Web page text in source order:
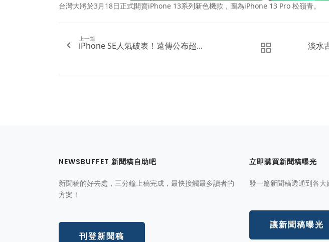
台灣大將於3月18日正式開賣iPhone 13系列新色機款，圖為iPhone 13 Pro 松嶺青。
上一篇
iPhone SE人氣破表！遠傳公布超...
淡水
NEWSBUFFET 新聞稿自助吧
新聞稿的好去處，三分鐘上稿完成，最快接觸最多讀者的
方案！
刊登新聞稿
立即購買新聞稿曝光
發一篇新聞稿透通到各大
讓新聞稿曝光